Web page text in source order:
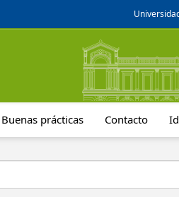
Buenas prácticas Contacto